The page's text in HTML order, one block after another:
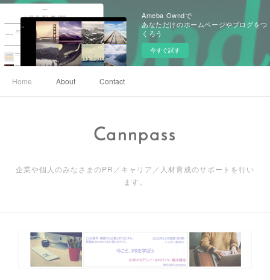
Ameba Owndで
あなただけのホームページやブログをつ
くろう
今すぐ試す
Home About Contact
Cannpass
企業や個人のみなさまのPR／キャリア／人材育成のサポートを行い
ます。